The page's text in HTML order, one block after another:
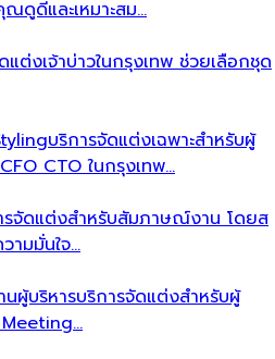
ดูดีและเหมาะสม…
แต่งเจ้าบ่าวในกรุงเทพ ช่วยเลือกชุด
บริการจัดแต่งเฉพาะสำหรับผู้
CTO ในกรุงเทพ…
รจัดแต่งสำหรับสัมภาษณ์งาน โดยส
ามมั่นใจ…
ผู้บริหารบริการจัดแต่งสำหรับผู้